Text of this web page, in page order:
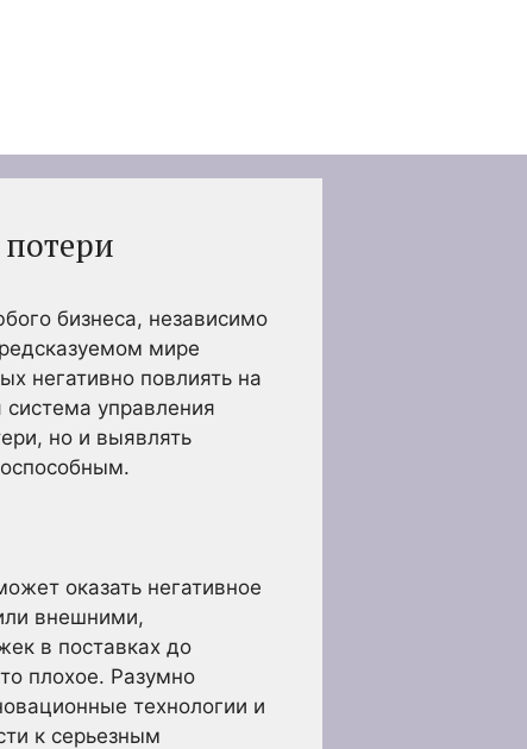
бизнеса, независимо
мире
негативно повлиять на
управления
но и выявлять
оказать негативное
внешними,
в поставках до
плохое. Разумно
технологии и
к серьезным